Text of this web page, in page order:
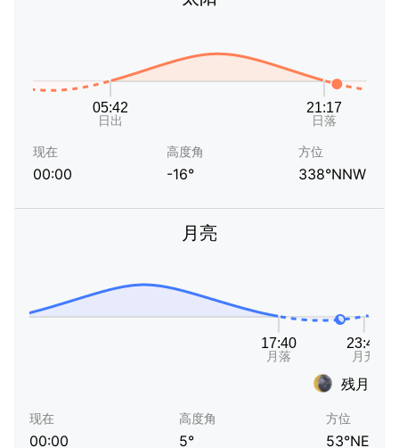
现在
00:00
高度角
-16°
方位
338°NNW
月亮
残月
现在
00:00
高度角
5°
方位
53°NE